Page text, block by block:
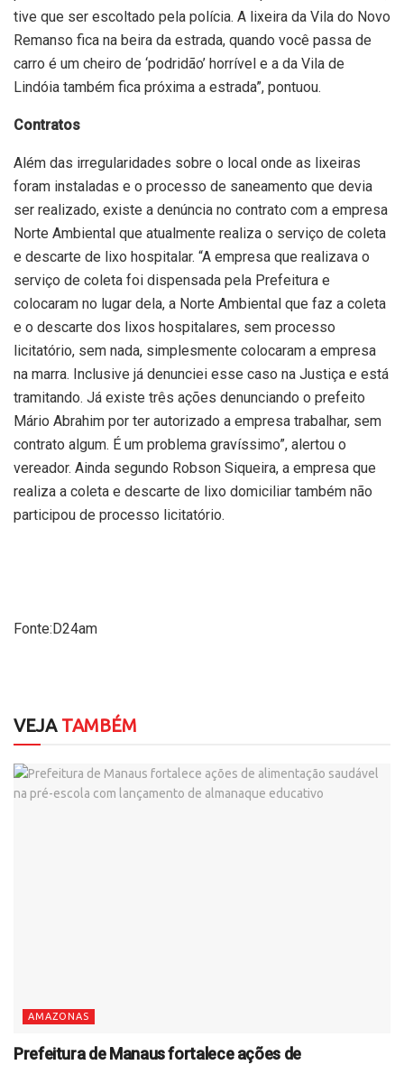
tive que ser escoltado pela polícia. A lixeira da Vila do Novo
Remanso fica na beira da estrada, quando você passa de
carro é um cheiro de ‘podridão’ horrível e a da Vila de
Lindóia também fica próxima a estrada”, pontuou.
Contratos
Além das irregularidades sobre o local onde as lixeiras
foram instaladas e o processo de saneamento que devia
ser realizado, existe a denúncia no contrato com a empresa
Norte Ambiental que atualmente realiza o serviço de coleta
e descarte de lixo hospitalar. “A empresa que realizava o
serviço de coleta foi dispensada pela Prefeitura e
colocaram no lugar dela, a Norte Ambiental que faz a coleta
e o descarte dos lixos hospitalares, sem processo
licitatório, sem nada, simplesmente colocaram a empresa
na marra. Inclusive já denunciei esse caso na Justiça e está
tramitando. Já existe três ações denunciando o prefeito
Mário Abrahim por ter autorizado a empresa trabalhar, sem
contrato algum. É um problema gravíssimo”, alertou o
vereador. Ainda segundo Robson Siqueira, a empresa que
realiza a coleta e descarte de lixo domiciliar também não
participou de processo licitatório.
Fonte:D24am
VEJATAMBÉM
AMAZONAS
Prefeitura de Manaus fortalece ações de